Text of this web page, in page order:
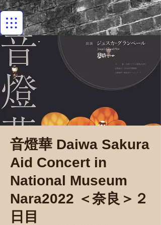
音燈華 Daiwa Sakura
Aid Concert in
National Museum
Nara2022 ＜奈良＞２
日目